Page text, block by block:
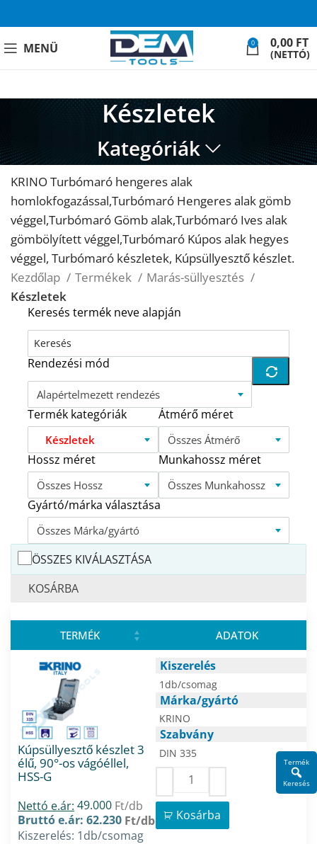
MENÜ 0 0,00 FT
(NETTÓ)
Készletek
Kategóriák
KRINO Turbómaró hengeres alak
homlokfogazással,Turbómaró Hengeres alak gömb
véggel,Turbómaró Gömb alak,Turbómaró Ives alak
gömbölyített véggel,Turbómaró Kúpos alak hegyes
véggel, Turbómaró készletek, Kúpsüllyesztő készlet.
Kezdőlap
Termékek
Marás-süllyesztés
Készletek
Keresés termék neve alapján
Rendezési mód
Alapértelmezett rendezés
Termék kategóriák
Készletek
Átmérő méret
Összes Átmérő
Hossz méret
Összes Hossz
Munkahossz méret
Összes Munkahossz
Gyártó/márka választása
Összes Márka/gyártó
ÖSSZES KIVÁLASZTÁSA
KOSÁRBA
TERMÉK ADATOK
Kúpsüllyesztő készlet 3
élű, 90°-os vágóéllel,
HSS-G
Nettó e.ár: 49.000 Ft/db
Bruttó e.ár: 62.230 Ft/db
Kiszerelés: 1db/csomag
Kiszerelés
1db/csomag
Márka/gyártó
KRINO
Szabvány
DIN 335
Kosárba
Termék
Keresés